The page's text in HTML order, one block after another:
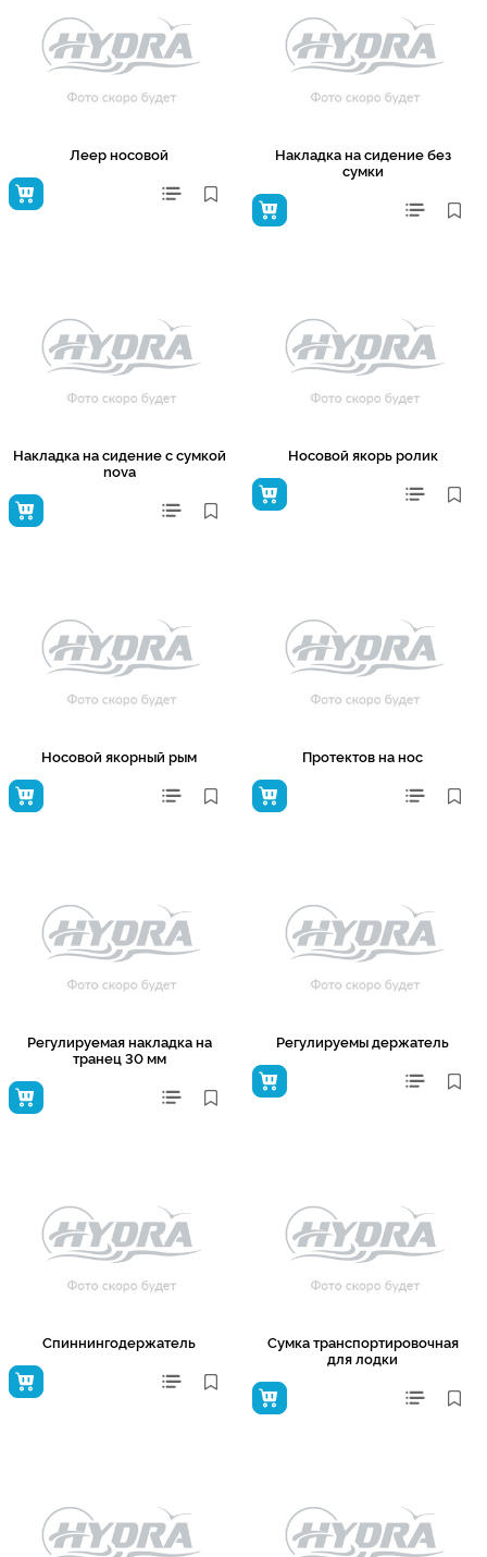
Леер носовой
Накладка на сидение без
сумки
Накладка на сидение с сумкой
nova
Носовой якорь ролик
Носовой якорный рым Протектов на нос
Регулируемая накладка на
транец 30 мм
Регулируемы держатель
Спиннингодержатель
Сумка транспортировочная
для лодки